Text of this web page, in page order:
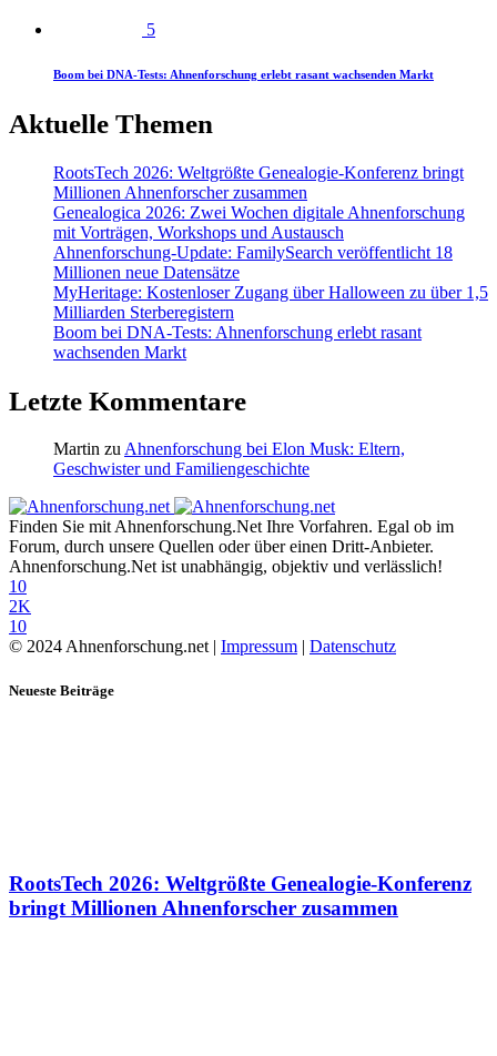
5
Boom bei DNA-Tests: Ahnenforschung erlebt rasant wachsenden Markt
Aktuelle Themen
RootsTech 2026: Weltgrößte Genealogie-Konferenz bringt
Millionen Ahnenforscher zusammen
Genealogica 2026: Zwei Wochen digitale Ahnenforschung
mit Vorträgen, Workshops und Austausch
Ahnenforschung-Update: FamilySearch veröffentlicht 18
Millionen neue Datensätze
MyHeritage: Kostenloser Zugang über Halloween zu über 1,5
Milliarden Sterberegistern
Boom bei DNA-Tests: Ahnenforschung erlebt rasant
wachsenden Markt
Letzte Kommentare
Martin zuAhnenforschung bei Elon Musk: Eltern,
Geschwister und Familiengeschichte
Finden Sie mit Ahnenforschung.Net Ihre Vorfahren. Egal ob im
Forum, durch unsere Quellen oder über einen Dritt-Anbieter.
Ahnenforschung.Net ist unabhängig, objektiv und verlässlich!
10
2K
10
© 2024 Ahnenforschung.net | Impressum Datenschutz
Neueste Beiträge
RootsTech 2026: Weltgrößte Genealogie-Konferenz
bringt Millionen Ahnenforscher zusammen